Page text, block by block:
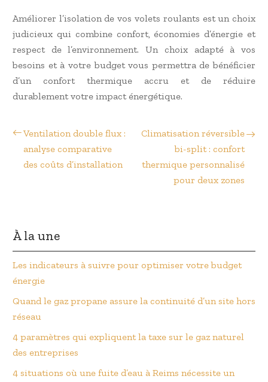
Améliorer l’isolation de vos volets roulants est un choix
judicieux qui combine confort, économies d’énergie et
respect de l’environnement. Un choix adapté à vos
besoins et à votre budget vous permettra de bénéficier
d’un confort thermique accru et de réduire
durablement votre impact énergétique.
Ventilation double flux :
analyse comparative
des coûts d’installation
Climatisation réversible
bi-split : confort
thermique personnalisé
pour deux zones
À la une
Les indicateurs à suivre pour optimiser votre budget
énergie
Quand le gaz propane assure la continuité d’un site hors
réseau
4 paramètres qui expliquent la taxe sur le gaz naturel
des entreprises
4 situations où une fuite d’eau à Reims nécessite un